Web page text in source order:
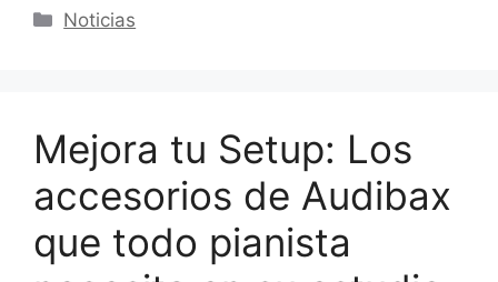
Categorías
Noticias
Mejora tu Setup: Los
accesorios de Audibax
que todo pianista